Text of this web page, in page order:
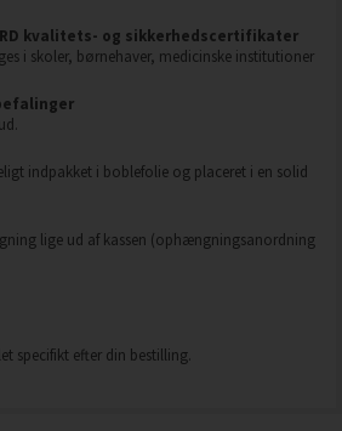
kvalitets- og sikkerhedscertifikater
i skoler, børnehaver, medicinske institutioner
indpakket i boblefolie og placeret i en solid
lige ud af kassen (ophængningsanordning
specifikt efter din bestilling.